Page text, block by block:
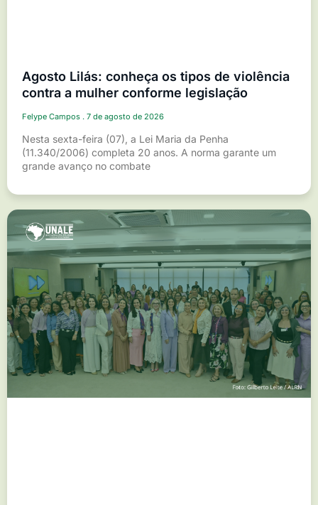
Agosto Lilás: conheça os tipos de violência
contra a mulher conforme legislação
Felype Campos 7 de agosto de 2026
Nesta sexta-feira (07), a Lei Maria da Penha
(11.340/2006) completa 20 anos. A norma garante um
grande avanço no combate